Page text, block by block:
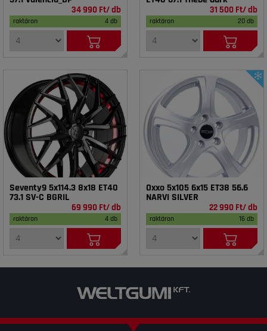
34 990 Ft/ db
raktáron 4 db
31 500 Ft/ db
raktáron 20 db
Seventy9 5x114.3 8x18 ET40
73.1 SV-C BGRIL
69 990 Ft/ db
raktáron 4 db
Oxxo 5x105 6x15 ET38 56.6
NARVI SILVER
22 990 Ft/ db
raktáron 16 db